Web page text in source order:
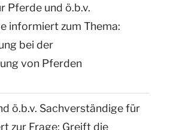
Pferde und ö.b.v.
informiert zum Thema:
bei der
von Pferden
ö.b.v. Sachverständige für
zur Frage: Greift die